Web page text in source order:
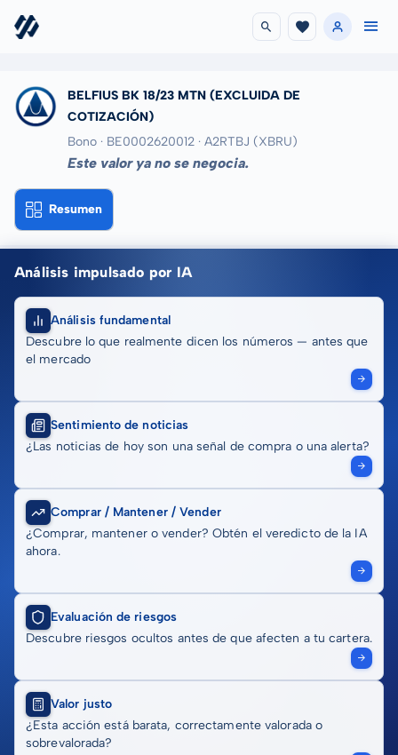
BELFIUS BK 18/23 MTN (EXCLUIDA DE
COTIZACIÓN)
Bono · BE0002620012 · A2RTBJ (XBRU)
Este valor ya no se negocia.
Resumen
Análisis impulsado por IA
Análisis fundamental
Descubre lo que realmente dicen los números — antes que
el mercado
Sentimiento de noticias
¿Las noticias de hoy son una señal de compra o una alerta?
Comprar / Mantener / Vender
¿Comprar, mantener o vender? Obtén el veredicto de la IA
ahora.
Evaluación de riesgos
Descubre riesgos ocultos antes de que afecten a tu cartera.
Valor justo
¿Esta acción está barata, correctamente valorada o
sobrevalorada?